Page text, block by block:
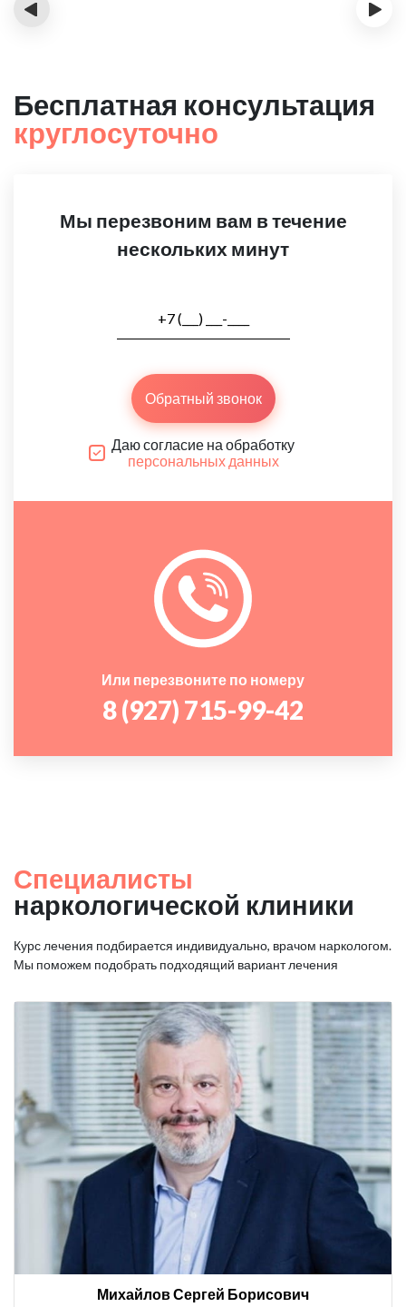
‹ ›
Бесплатная консультация
круглосуточно
Мы перезвоним вам в течение
нескольких минут
Обратный звонок
Даю согласие на обработку
персональных данных
Или перезвоните по номеру
8 (927) 715-99-42
Специалисты
наркологической клиники
Курс лечения подбирается индивидуально, врачом наркологом.
Мы поможем подобрать подходящий вариант лечения
Михайлов Сергей Борисович